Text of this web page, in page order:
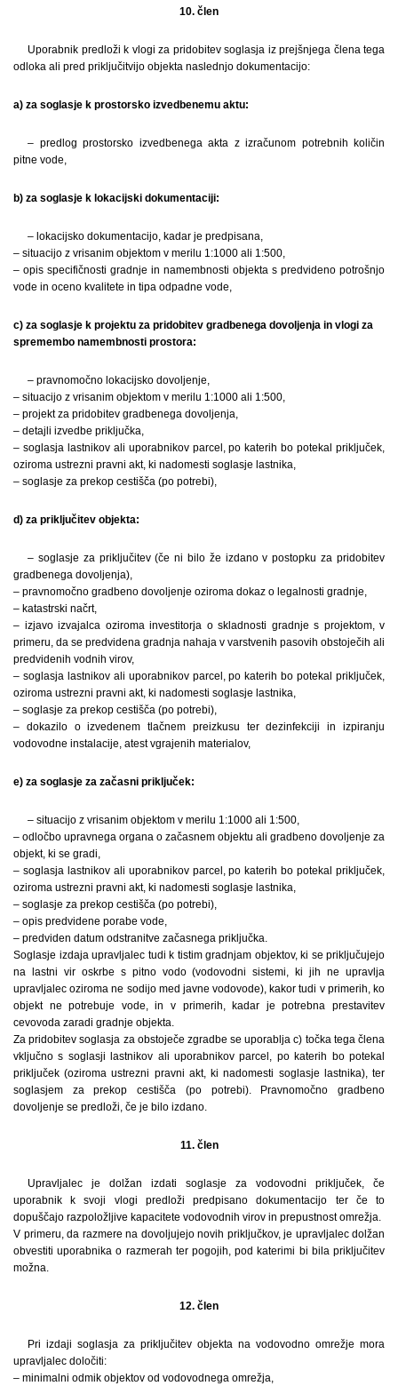
10. člen
Uporabnik predloži k vlogi za pridobitev soglasja iz prejšnjega člena tega
odloka ali pred priključitvijo objekta naslednjo dokumentacijo:
a) za soglasje k prostorsko izvedbenemu aktu:
– predlog prostorsko izvedbenega akta z izračunom potrebnih količin
pitne vode,
b) za soglasje k lokacijski dokumentaciji:
– lokacijsko dokumentacijo, kadar je predpisana,
– situacijo z vrisanim objektom v merilu 1:1000 ali 1:500,
– opis specifičnosti gradnje in namembnosti objekta s predvideno potrošnjo
vode in oceno kvalitete in tipa odpadne vode,
c) za soglasje k projektu za pridobitev gradbenega dovoljenja in vlogi za
spremembo namembnosti prostora:
– pravnomočno lokacijsko dovoljenje,
– situacijo z vrisanim objektom v merilu 1:1000 ali 1:500,
– projekt za pridobitev gradbenega dovoljenja,
– detajli izvedbe priključka,
– soglasja lastnikov ali uporabnikov parcel, po katerih bo potekal priključek,
oziroma ustrezni pravni akt, ki nadomesti soglasje lastnika,
– soglasje za prekop cestišča (po potrebi),
d) za priključitev objekta:
– soglasje za priključitev (če ni bilo že izdano v postopku za pridobitev
gradbenega dovoljenja),
– pravnomočno gradbeno dovoljenje oziroma dokaz o legalnosti gradnje,
– katastrski načrt,
– izjavo izvajalca oziroma investitorja o skladnosti gradnje s projektom, v
primeru, da se predvidena gradnja nahaja v varstvenih pasovih obstoječih ali
predvidenih vodnih virov,
– soglasja lastnikov ali uporabnikov parcel, po katerih bo potekal priključek,
oziroma ustrezni pravni akt, ki nadomesti soglasje lastnika,
– soglasje za prekop cestišča (po potrebi),
– dokazilo o izvedenem tlačnem preizkusu ter dezinfekciji in izpiranju
vodovodne instalacije, atest vgrajenih materialov,
e) za soglasje za začasni priključek:
– situacijo z vrisanim objektom v merilu 1:1000 ali 1:500,
– odločbo upravnega organa o začasnem objektu ali gradbeno dovoljenje za
objekt, ki se gradi,
– soglasja lastnikov ali uporabnikov parcel, po katerih bo potekal priključek,
oziroma ustrezni pravni akt, ki nadomesti soglasje lastnika,
– soglasje za prekop cestišča (po potrebi),
– opis predvidene porabe vode,
– predviden datum odstranitve začasnega priključka.
Soglasje izdaja upravljalec tudi k tistim gradnjam objektov, ki se priključujejo
na lastni vir oskrbe s pitno vodo (vodovodni sistemi, ki jih ne upravlja
upravljalec oziroma ne sodijo med javne vodovode), kakor tudi v primerih, ko
objekt ne potrebuje vode, in v primerih, kadar je potrebna prestavitev
cevovoda zaradi gradnje objekta.
Za pridobitev soglasja za obstoječe zgradbe se uporablja c) točka tega člena
vključno s soglasji lastnikov ali uporabnikov parcel, po katerih bo potekal
priključek (oziroma ustrezni pravni akt, ki nadomesti soglasje lastnika), ter
soglasjem za prekop cestišča (po potrebi). Pravnomočno gradbeno
dovoljenje se predloži, če je bilo izdano.
11. člen
Upravljalec je dolžan izdati soglasje za vodovodni priključek, če
uporabnik k svoji vlogi predloži predpisano dokumentacijo ter če to
dopuščajo razpoložljive kapacitete vodovodnih virov in prepustnost omrežja.
V primeru, da razmere na dovoljujejo novih priključkov, je upravljalec dolžan
obvestiti uporabnika o razmerah ter pogojih, pod katerimi bi bila priključitev
možna.
12. člen
Pri izdaji soglasja za priključitev objekta na vodovodno omrežje mora
upravljalec določiti:
– minimalni odmik objektov od vodovodnega omrežja,